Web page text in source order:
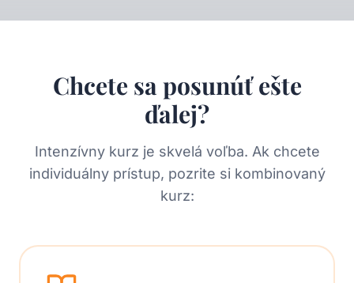
Chcete sa posunúť ešte
ďalej?
Intenzívny kurz je skvelá voľba. Ak chcete
individuálny prístup, pozrite si kombinovaný
kurz: